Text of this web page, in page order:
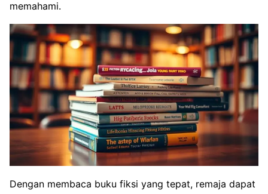
memahami.
Dengan membaca buku fiksi yang tepat, remaja dapat